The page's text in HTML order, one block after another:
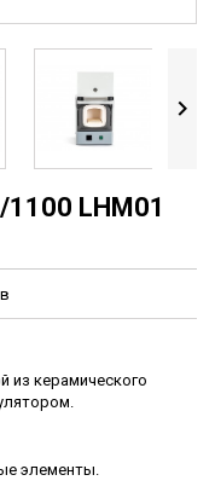

LHM01
из керамического
элементы.